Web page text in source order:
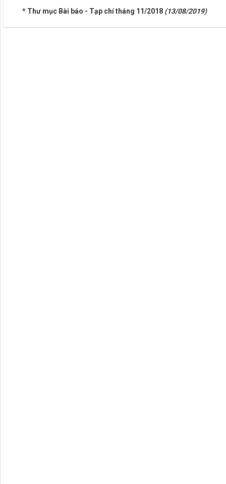
* Thư mục Bài báo - Tạp chí tháng 11/2018 (13/08/2019)